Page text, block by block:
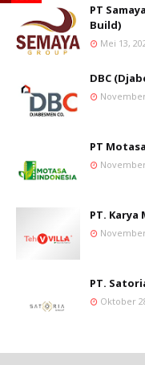
PT
Build)
Mei 13,
DBC
PT
PT. Karya
PT.
Oktober